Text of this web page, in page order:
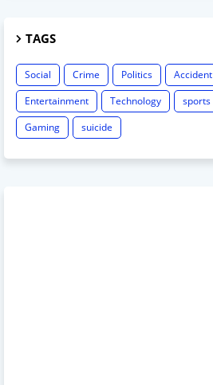
TAGS
Social Crime Politics Accident
Entertainment
Technology sports
Gaming
suicide